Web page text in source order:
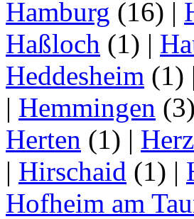
Hamburg (16) |
Haßloch (1) |
Heddesheim (1) |
| Hemmingen (3)
Herten (1) |
| Hirschaid (1) |
Hofheim am